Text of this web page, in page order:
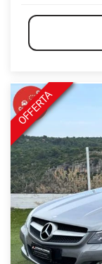
OFFERTA